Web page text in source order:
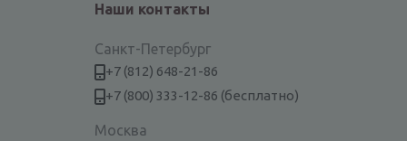
Наши контакты
Санкт-Петербург
+7 (812) 648-21-86
+7 (800) 333-12-86 (бесплатно)
Москва